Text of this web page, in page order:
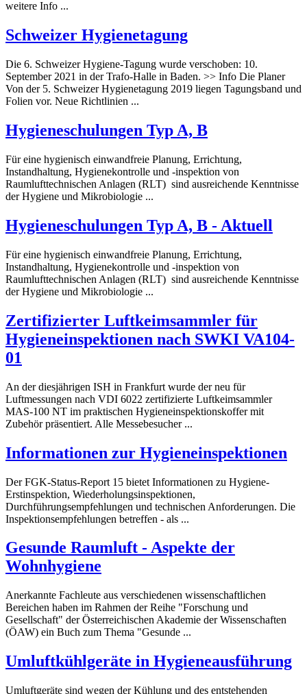
weitere Info ...
Schweizer Hygienetagung
Die 6. SchweizerHygiene-Tagung wurde verschoben: 10.
September 2021 in der Trafo-Halle in Baden. >> Info Die Planer
Von der 5. Schweizer Hygienetagung 2019 liegen Tagungsband und
Folien vor. Neue Richtlinien ...
Hygieneschulungen Typ A, B
Für eine hygienisch einwandfreie Planung, Errichtung,
Instandhaltung, Hygienekontrolle und -inspektion von
Raumlufttechnischen Anlagen (RLT) sind ausreichende Kenntnisse
der Hygiene und Mikrobiologie ...
Hygieneschulungen Typ A, B - Aktuell
Für eine hygienisch einwandfreie Planung, Errichtung,
Instandhaltung, Hygienekontrolle und -inspektion von
Raumlufttechnischen Anlagen (RLT) sind ausreichende Kenntnisse
der Hygiene und Mikrobiologie ...
Zertifizierter Luftkeimsammler für
Hygieneinspektionen nach SWKI VA104-
01
An der diesjährigen ISH in Frankfurt wurde der neu für
Luftmessungen nach VDI 6022 zertifizierte Luftkeimsammler
MAS-100 NT im praktischen Hygieneinspektionskoffer mit
Zubehör präsentiert. Alle Messebesucher ...
Informationen zur Hygieneinspektionen
Der FGK-Status-Report 15 bietet Informationen zu Hygiene-
Erstinspektion, Wiederholungsinspektionen,
Durchführungsempfehlungen und technischen Anforderungen. Die
Inspektionsempfehlungen betreffen - als ...
Gesunde Raumluft - Aspekte der
Wohnhygiene
Anerkannte Fachleute aus verschiedenen wissenschaftlichen
Bereichen haben im Rahmen der Reihe "Forschung und
Gesellschaft" der Österreichischen Akademie der Wissenschaften
(ÖAW) ein Buch zum Thema "Gesunde ...
Umluftkühlgeräte in Hygieneausführung
Umluftgeräte sind wegen der Kühlung und des entstehenden